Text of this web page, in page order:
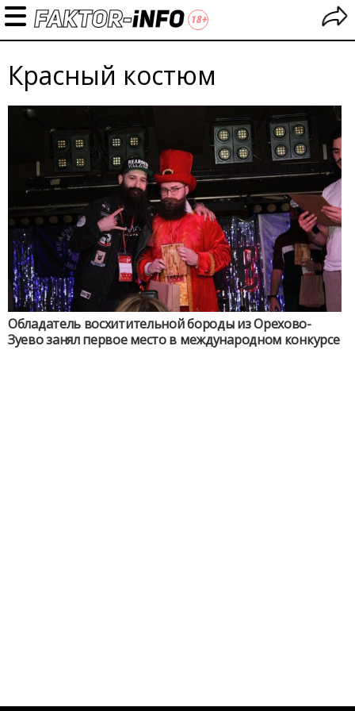
Красный костюм
Обладатель восхитительной бороды из Орехово-
Зуево занял первое место в международном конкурсе